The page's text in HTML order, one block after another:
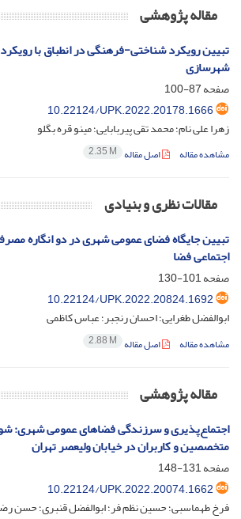
مقاله پژوهشی
تبیین رویکرد شناختی-فرهنگی در انطباق با
شهرسازی
صفحه87-100
10.22124/UPK.2022.20178.1666
زهرا علی نام؛ محمد تقی پیربابایی؛ مینو قره بگلو
مشاهده مقاله اصل مقاله 2.35 M
مقالات نظری و بنیادی
تبیین جایگاه فضای عمومی شهری در دو انگاره
اجتماعی فضا
صفحه101-130
10.22124/UPK.2022.20824.1692
ابوالفضل طغرایی؛ احسان رنجبر؛ عباس کاظمی
مشاهده مقاله اصل مقاله 2.88 M
مقاله پژوهشی
اجتماع‌پذیری و سرزندگی فضاهای عمومی شهری:
متخصصین و کاربران در خیابان ولیعصر تهران
صفحه131-148
10.22124/UPK.2022.20074.1662
فرخ طهماسبی؛ حسین نظم فر؛ ابوالفضل قنبری؛ حسن